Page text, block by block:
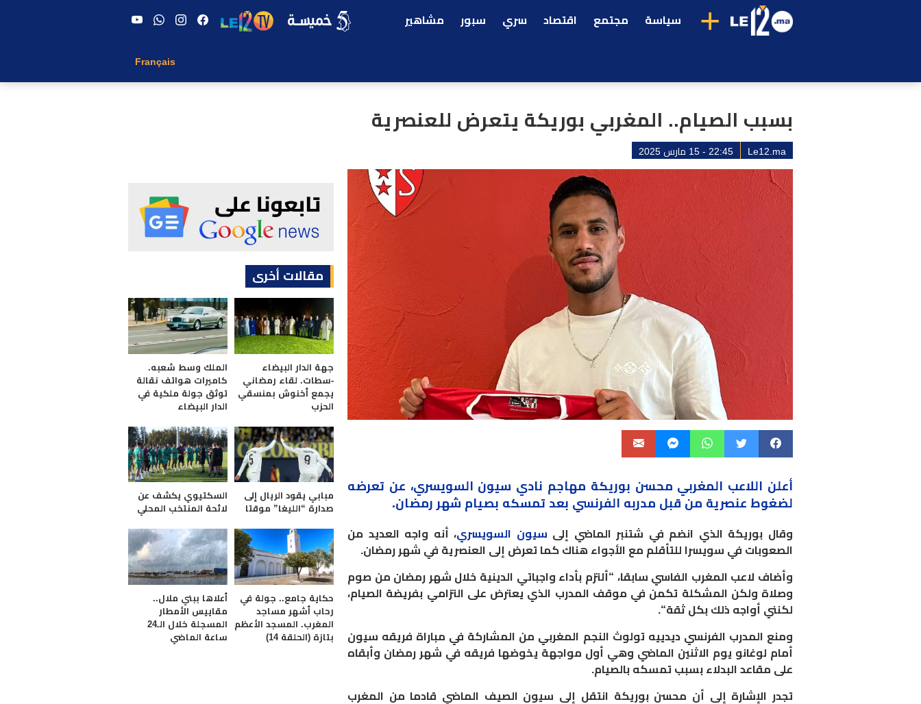
+ سياسة مجتمع اقتصاد سري سبور مشاهير
Français
بسبب الصيام.. المغربي بوريكة يتعرض للعنصرية
Le12.ma 22:45 - 15 مارس 2025
أعلن اللاعب المغربي محسن بوريكة مهاجم نادي سيون السويسري، عن تعرضه
لضغوط عنصرية من قبل مدربه الفرنسي بعد تمسكه بصيام شهر رمضان.
وقال بوريكة الذي انضم في شتنبر الماضي إلى سيون السويسري، أنه واجه العديد من
الصعوبات في سويسرا للتأقلم مع الأجواء هناك كما تعرض إلى العنصرية في شهر رمضان.
وأضاف لاعب المغرب الفاسي سابقا، “ألتزم بأداء واجباتي الدينية خلال شهر رمضان من صوم
وصلاة ولكن المشكلة تكمن في موقف المدرب الذي يعترض على التزامي بفريضة الصيام،
لكنني أواجه ذلك بكل ثقة“.
ومنع المدرب الفرنسي ديدييه تولوث النجم المغربي من المشاركة في مباراة فريقه سيون
أمام لوغانو يوم الاثنين الماضي وهي أول مواجهة يخوضها فريقه في شهر رمضان وأبقاه
على مقاعد البدلاء بسبب تمسكه بالصيام.
تجدر الإشارة إلى أن محسن بوريكة انتقل إلى سيون الصيف الماضي قادما من المغرب
مقالات أخرى
جهة الدار البيضاء
-سطات. لقاء رمضاني
يجمع أخنوش بمنسقي
الحزب
الملك وسط شعبه.
كاميرات هواتف نقالة
توثق جولة ملكية في
الدار البيضاء
مبابي يقود الريال إلى
صدارة “الليغا” موقتا
السكتيوي يكشف عن
لائحة المنتخب المحلي
حكاية جامع.. جولة في
رحاب أشهر مساجد
المغرب. المسجد الأعظم
بتازة (الحلقة 14)
أعلاها ببني ملال..
مقاييس الأمطار
المسجلة خلال الـ24
ساعة الماضي